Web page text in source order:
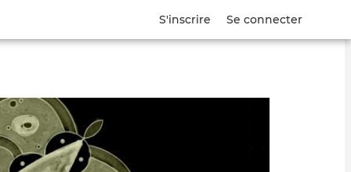
S'inscrire Se connecter